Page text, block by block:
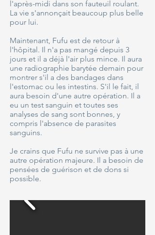
l'après-midi dans son fauteuil roulant.
La vie s'annonçait beaucoup plus belle
pour lui.
Maintenant, Fufu est de retour à
l'hôpital. Il n'a pas mangé depuis 3
jours et il a déjà l'air plus mince. Il aura
une radiographie barytée demain pour
montrer s'il a des bandages dans
l'estomac ou les intestins. S'il le fait, il
aura besoin d'une autre opération. Il a
eu un test sanguin et toutes ses
analyses de sang sont bonnes, y
compris l'absence de parasites
sanguins.
Je crains que Fufu ne survive pas à une
autre opération majeure. Il a besoin de
pensées de guérison et de dons si
possible.